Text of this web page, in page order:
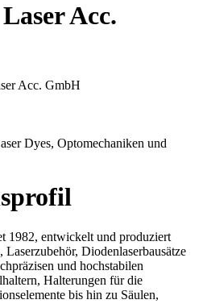
Acc.
Dyes, Optomechaniken und
1982, entwickelt und produziert
Diodenlaserbausätze
und hochstabilen
Halterungen für die
bis hin zu Säulen,